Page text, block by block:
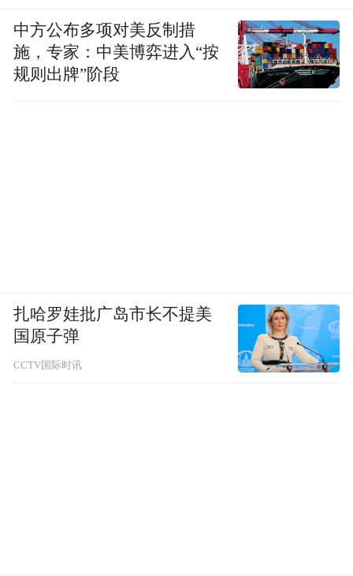
中方公布多项对美反制措
施，专家：中美博弈进入“按
规则出牌”阶段
扎哈罗娃批广岛市长不提美
国原子弹
CCTV国际时讯